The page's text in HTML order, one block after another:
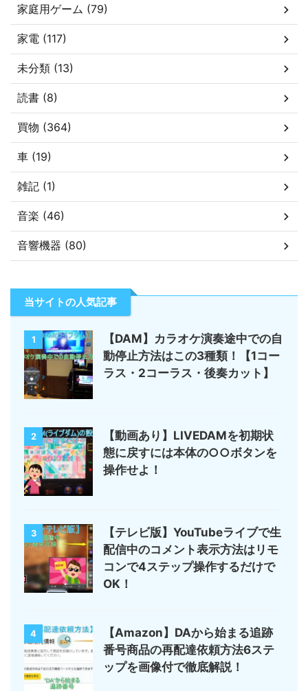
家庭用ゲーム (79)
家電 (117)
未分類 (13)
読書 (8)
買物 (364)
車 (19)
雑記 (1)
音楽 (46)
音響機器 (80)
当サイトの人気記事
1
【DAM】カラオケ演奏途中での自
動停止方法はこの3種類！【1コー
ラス・2コーラス・後奏カット】
2
【動画あり】LIVEDAMを初期状
態に戻すには本体の○○ボタンを
操作せよ！
3
【テレビ版】YouTubeライブで生
配信中のコメント表示方法はリモ
コンで4ステップ操作するだけで
OK！
4
【Amazon】DAから始まる追跡
番号商品の再配達依頼方法6ステ
ップを画像付で徹底解説！